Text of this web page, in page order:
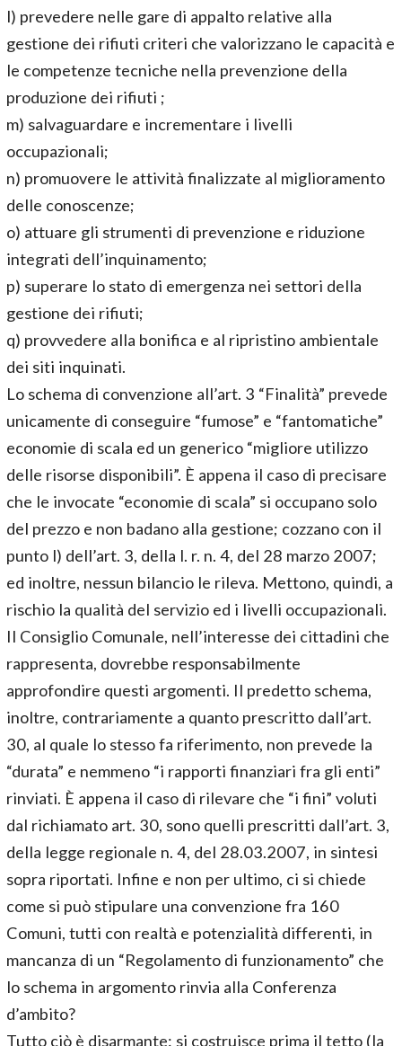
l) prevedere nelle gare di appalto relative alla
gestione dei rifiuti criteri che valorizzano le capacità e
le competenze tecniche nella prevenzione della
produzione dei rifiuti ;
m) salvaguardare e incrementare i livelli
occupazionali;
n) promuovere le attività finalizzate al miglioramento
delle conoscenze;
o) attuare gli strumenti di prevenzione e riduzione
integrati dell’inquinamento;
p) superare lo stato di emergenza nei settori della
gestione dei rifiuti;
q) provvedere alla bonifica e al ripristino ambientale
dei siti inquinati.
Lo schema di convenzione all’art. 3 “Finalità” prevede
unicamente di conseguire “fumose” e “fantomatiche”
economie di scala ed un generico “migliore utilizzo
delle risorse disponibili”. È appena il caso di precisare
che le invocate “economie di scala” si occupano solo
del prezzo e non badano alla gestione; cozzano con il
punto l) dell’art. 3, della l. r. n. 4, del 28 marzo 2007;
ed inoltre, nessun bilancio le rileva. Mettono, quindi, a
rischio la qualità del servizio ed i livelli occupazionali.
Il Consiglio Comunale, nell’interesse dei cittadini che
rappresenta, dovrebbe responsabilmente
approfondire questi argomenti. Il predetto schema,
inoltre, contrariamente a quanto prescritto dall’art.
30, al quale lo stesso fa riferimento, non prevede la
“durata” e nemmeno “i rapporti finanziari fra gli enti”
rinviati. È appena il caso di rilevare che “i fini” voluti
dal richiamato art. 30, sono quelli prescritti dall’art. 3,
della legge regionale n. 4, del 28.03.2007, in sintesi
sopra riportati. Infine e non per ultimo, ci si chiede
come si può stipulare una convenzione fra 160
Comuni, tutti con realtà e potenzialità differenti, in
mancanza di un “Regolamento di funzionamento” che
lo schema in argomento rinvia alla Conferenza
d’ambito?
Tutto ciò è disarmante: si costruisce prima il tetto (la